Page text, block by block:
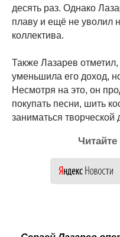
десять раз. Однако
плаву и ещё не уволил
коллектива.
Также Лазарев
уменьшила его доход,
Несмотря на это, он
покупать песни, шить
заниматься творческой